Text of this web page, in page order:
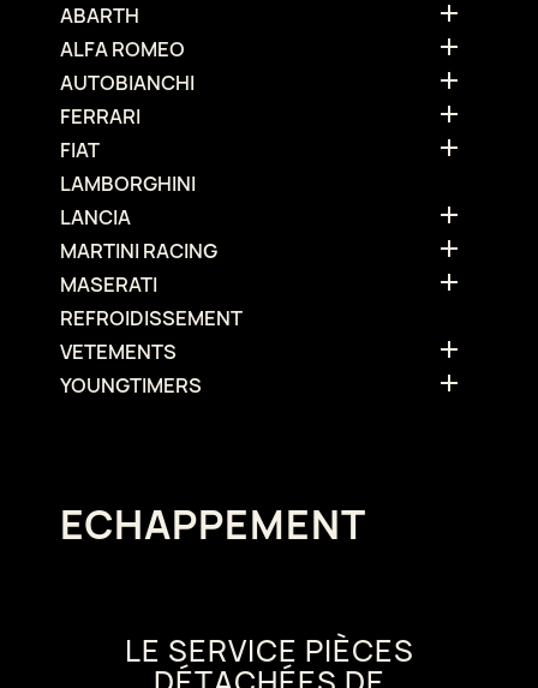
ABARTH 
ALFA ROMEO 
AUTOBIANCHI 
FERRARI 
FIAT 
LAMBORGHINI
LANCIA

MARTINI RACING 
MASERATI 
REFROIDISSEMENT
VETEMENTS

YOUNGTIMERS 
ECHAPPEMENT
LE SERVICE PIÈCES